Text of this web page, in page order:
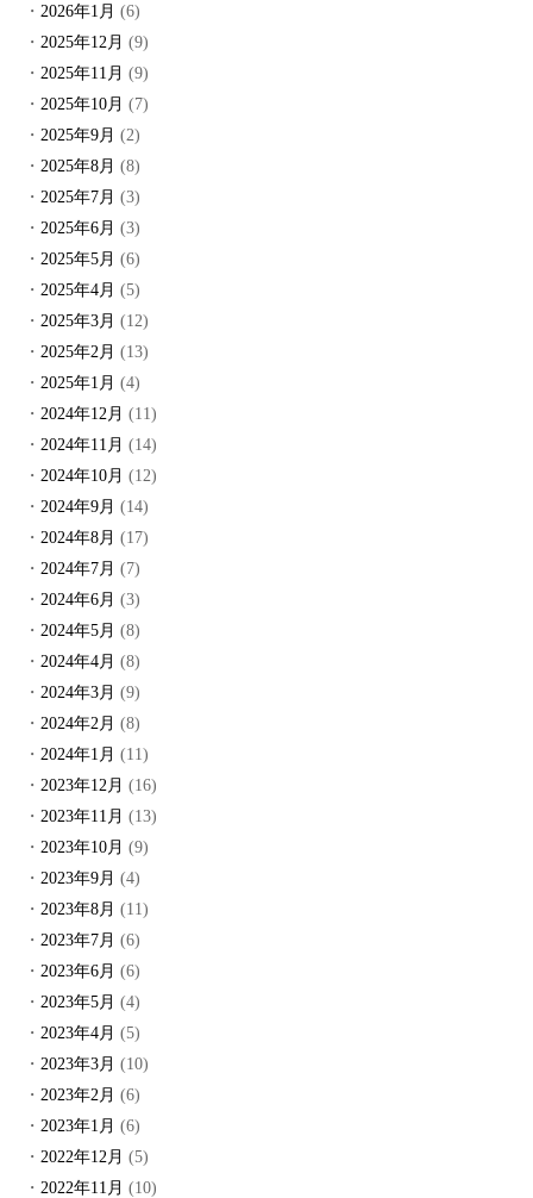
2026年1月 (6)
2025年12月 (9)
2025年11月 (9)
2025年10月 (7)
2025年9月 (2)
2025年8月 (8)
2025年7月 (3)
2025年6月 (3)
2025年5月 (6)
2025年4月 (5)
2025年3月 (12)
2025年2月 (13)
2025年1月 (4)
2024年12月 (11)
2024年11月 (14)
2024年10月 (12)
2024年9月 (14)
2024年8月 (17)
2024年7月 (7)
2024年6月 (3)
2024年5月 (8)
2024年4月 (8)
2024年3月 (9)
2024年2月 (8)
2024年1月 (11)
2023年12月 (16)
2023年11月 (13)
2023年10月 (9)
2023年9月 (4)
2023年8月 (11)
2023年7月 (6)
2023年6月 (6)
2023年5月 (4)
2023年4月 (5)
2023年3月 (10)
2023年2月 (6)
2023年1月 (6)
2022年12月 (5)
2022年11月 (10)